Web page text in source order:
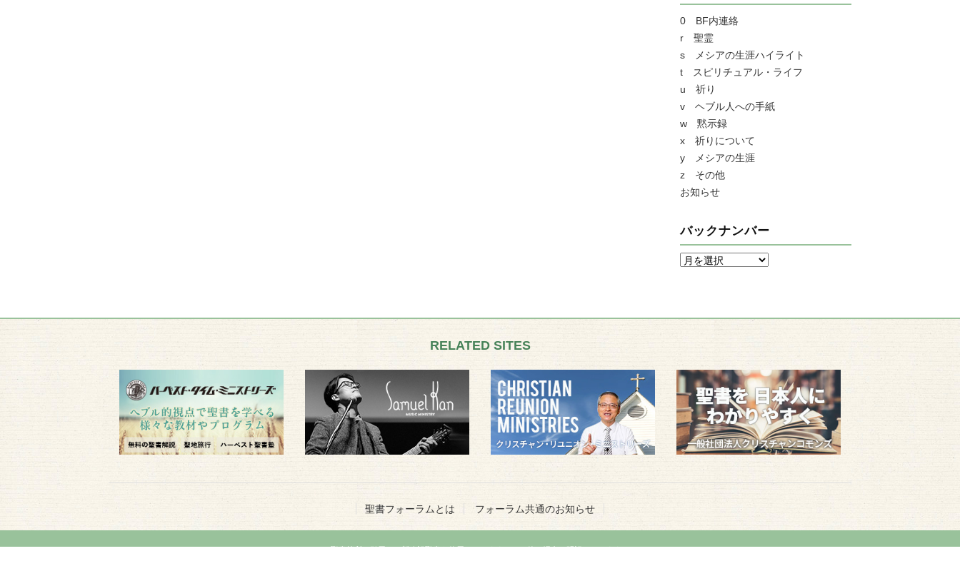
0 BF内連絡
r 聖霊
s メシアの生涯ハイライト
t スピリチュアル・ライフ
u 祈り
v ヘブル人への手紙
w 黙示録
x 祈りについて
y メシアの生涯
z その他
お知らせ
バックナンバー
RELATED SITES
聖書フォーラムとは フォーラム共通のお知らせ
聖書箇所の引用には新改訳聖書を使用しています。その他の場合は明記いたします。